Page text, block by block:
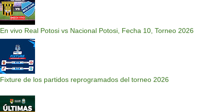
En vivo Real Potosi vs Nacional Potosi, Fecha 10, Torneo 2026
Fixture de los partidos reprogramados del torneo 2026